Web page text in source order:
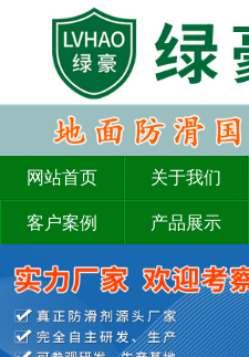
网站首页 关于我们
客户案例 产品展示